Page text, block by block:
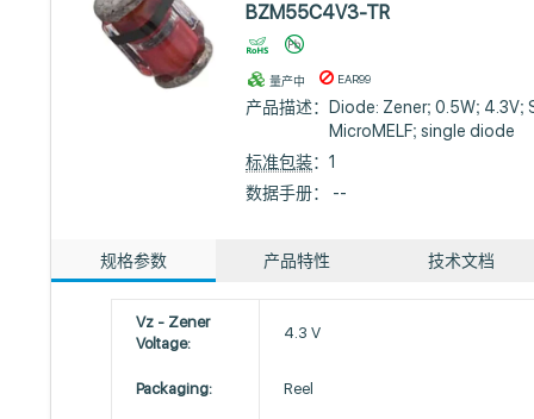
BZM55C4V3-TR
量产中 EAR99
产品描述：
Diode: Zener; 0.5W; 4.3V;
MicroMELF; single diode
标准包装：1
数据手册： --
规格参数 产品特性 技术文档
Vz - Zener
Voltage:
4.3 V
Packaging: Reel